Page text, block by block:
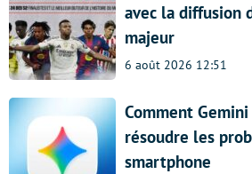
avec la diffusion
majeur
6 août 2026 12:51
Comment
résoudre les
smartphone